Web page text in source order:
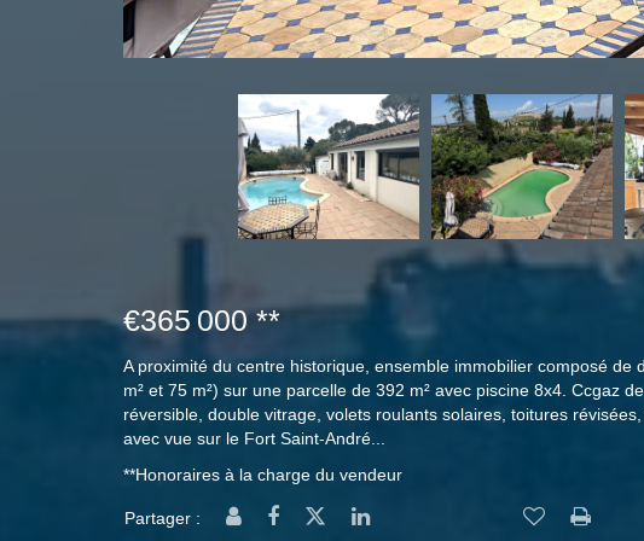
€365 000**
A proximité du centre historique, ensemble immobilier composé de
m² et 75 m²) sur une parcelle de 392 m² avec piscine 8x4. Ccgaz
réversible, double vitrage, volets roulants solaires, toitures
avec vue sur le Fort Saint-André...
**Honoraires à la charge du vendeur
Partager :